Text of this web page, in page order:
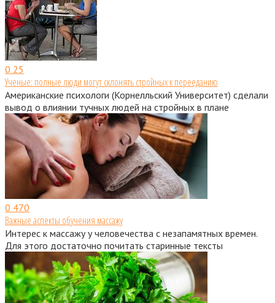
0 25
Ученые: полные люди могут склонять стройных к перееданию
Американские психологи (Корнелльский Университет) сделали
вывод о влиянии тучных людей на стройных в плане
0 470
Важные аспекты обучения массажу
Интерес к массажу у человечества с незапамятных времен.
Для этого достаточно почитать старинные тексты